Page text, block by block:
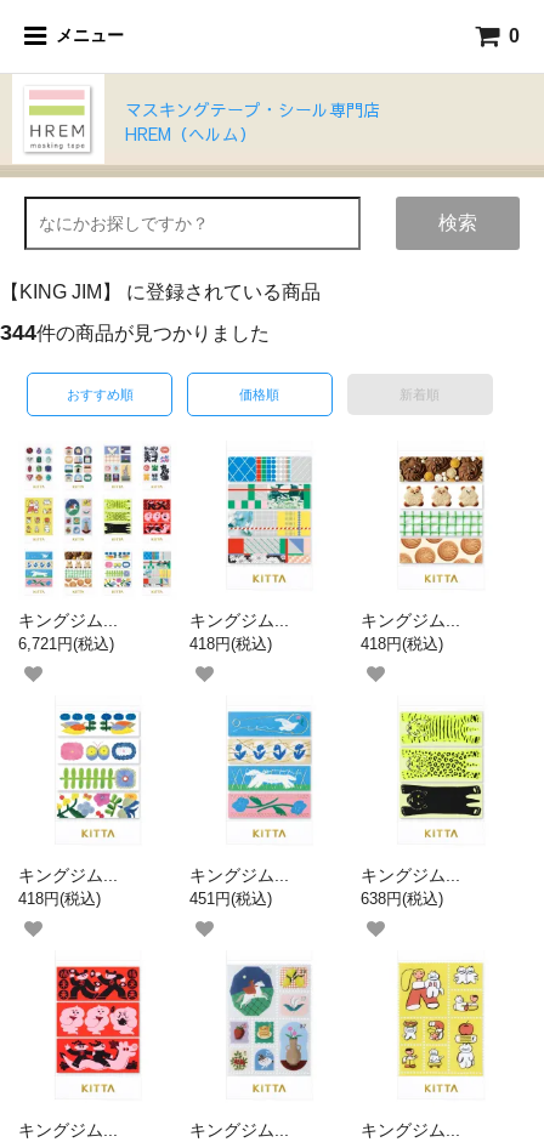
メニュー 0
マスキングテープ・シール専門店
HREM（ヘルム）
検索
【KING JIM】 に登録されている商品
344件の商品が見つかりました
おすすめ順 価格順 新着順
キングジム...
6,721円(税込)
キングジム...
418円(税込)
キングジム...
418円(税込)
キングジム...
418円(税込)
キングジム...
451円(税込)
キングジム...
638円(税込)
キングジム...
キングジム...
キングジム...